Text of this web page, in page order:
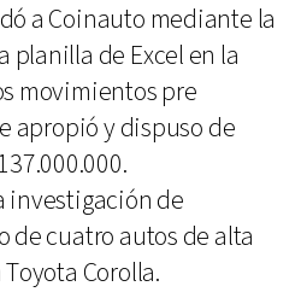
a Coinauto mediante la
de Excel en la
movimientos pre
apropió y dispuso de
investigación de
de cuatro autos de alta
Corolla.